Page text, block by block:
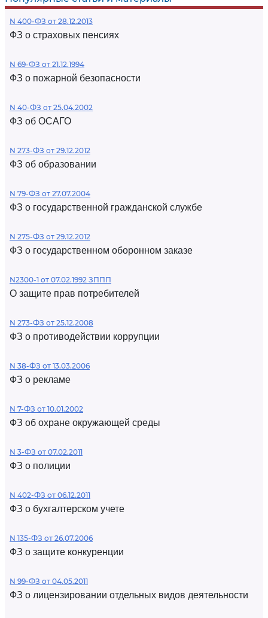
N 400-ФЗ от 28.12.2013
ФЗ о страховых пенсиях
N 69-ФЗ от 21.12.1994
ФЗ о пожарной безопасности
N 40-ФЗ от 25.04.2002
ФЗ об ОСАГО
N 273-ФЗ от 29.12.2012
ФЗ об образовании
N 79-ФЗ от 27.07.2004
ФЗ о государственной гражданской службе
N 275-ФЗ от 29.12.2012
ФЗ о государственном оборонном заказе
N2300-1 от 07.02.1992 ЗППП
О защите прав потребителей
N 273-ФЗ от 25.12.2008
ФЗ о противодействии коррупции
N 38-ФЗ от 13.03.2006
ФЗ о рекламе
N 7-ФЗ от 10.01.2002
ФЗ об охране окружающей среды
N 3-ФЗ от 07.02.2011
ФЗ о полиции
N 402-ФЗ от 06.12.2011
ФЗ о бухгалтерском учете
N 135-ФЗ от 26.07.2006
ФЗ о защите конкуренции
N 99-ФЗ от 04.05.2011
ФЗ о лицензировании отдельных видов деятельности